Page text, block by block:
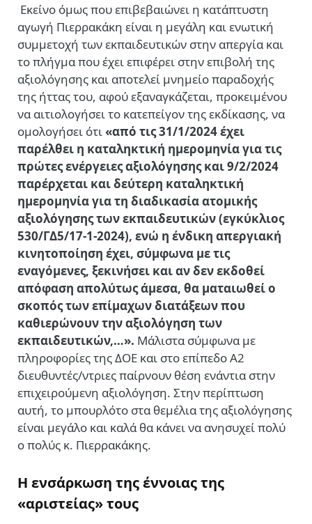
Εκείνο όμως που επιβεβαιώνει η κατάπτυστη
αγωγή Πιερρακάκη είναι η μεγάλη και ενωτική
συμμετοχή των εκπαιδευτικών στην απεργία και
το πλήγμα που έχει επιφέρει στην επιβολή της
αξιολόγησης και αποτελεί μνημείο παραδοχής
της ήττας του, αφού εξαναγκάζεται, προκειμένου
να αιτιολογήσει το κατεπείγον της εκδίκασης, να
ομολογήσει ότι«από τις 31/1/2024 έχει
παρέλθει η καταληκτική ημερομηνία για τις
πρώτες ενέργειες αξιολόγησης και 9/2/2024
παρέρχεται και δεύτερη καταληκτική
ημερομηνία για τη διαδικασία ατομικής
αξιολόγησης των εκπαιδευτικών (εγκύκλιος
530/ΓΔ5/17-1-2024), ενώ η ένδικη απεργιακή
κινητοποίηση έχει, σύμφωνα με τις
εναγόμενες, ξεκινήσει και αν δεν εκδοθεί
απόφαση απολύτως άμεσα, θα ματαιωθεί ο
σκοπός των επίμαχων διατάξεων που
καθιερώνουν την αξιολόγηση των
εκπαιδευτικών,…». Μάλιστα σύμφωνα με
πληροφορίες της ΔΟΕ και στο επίπεδο Α2
διευθυντές/ντριες παίρνουν θέση ενάντια στην
επιχειρούμενη αξιολόγηση. Στην περίπτωση
αυτή, το μπουρλότο στα θεμέλια της αξιολόγησης
είναι μεγάλο και καλά θα κάνει να ανησυχεί πολύ
ο πολύς κ. Πιερρακάκης.
Η ενσάρκωση της έννοιας της
«αριστείας» τους